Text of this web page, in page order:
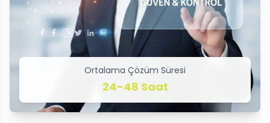
Ortalama Çözüm Süresi
24-48 Saat